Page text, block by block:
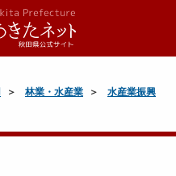
林業・水産業
水産業振興